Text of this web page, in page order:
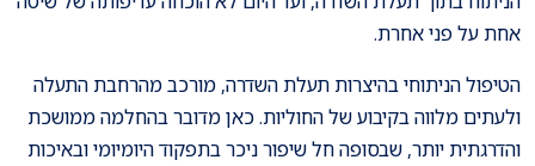
אחת על פני אחרת.
הטיפול הניתוחי בהיצרות תעלת השדרה, מורכב מהרחבת התעלה
ולעתים מלווה בקיבוע של החוליות. כאן מדובר בהחלמה ממושכת
והדרגתית יותר, שבסופה חל שיפור ניכר בתפקוד היומיומי ובאיכות